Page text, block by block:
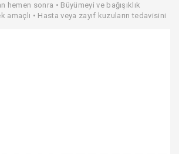
hemen sonra • Büyümeyi ve bağışıklık
• Hasta veya zayıf kuzuların tedavisini